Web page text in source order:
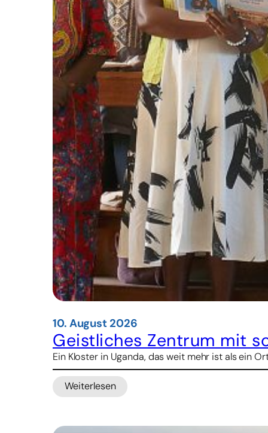
10. August 2026
Geistliches Zentrum mit
Ein Kloster in Uganda, das weit mehr ist als ein
Weiterlesen
: